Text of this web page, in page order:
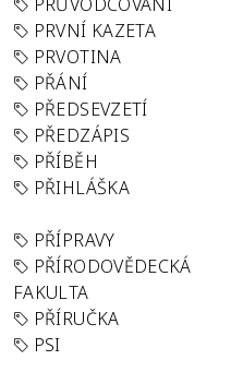
PRVNÍ KAZETA
PRVOTINA
PŘÁNÍ
PŘEDSEVZETÍ
PŘEDZÁPIS
PŘÍBĚH
PŘIHLÁŠKA
PŘÍPRAVY
PŘÍRODOVĚDECKÁ
FAKULTA
PŘÍRUČKA
PSI